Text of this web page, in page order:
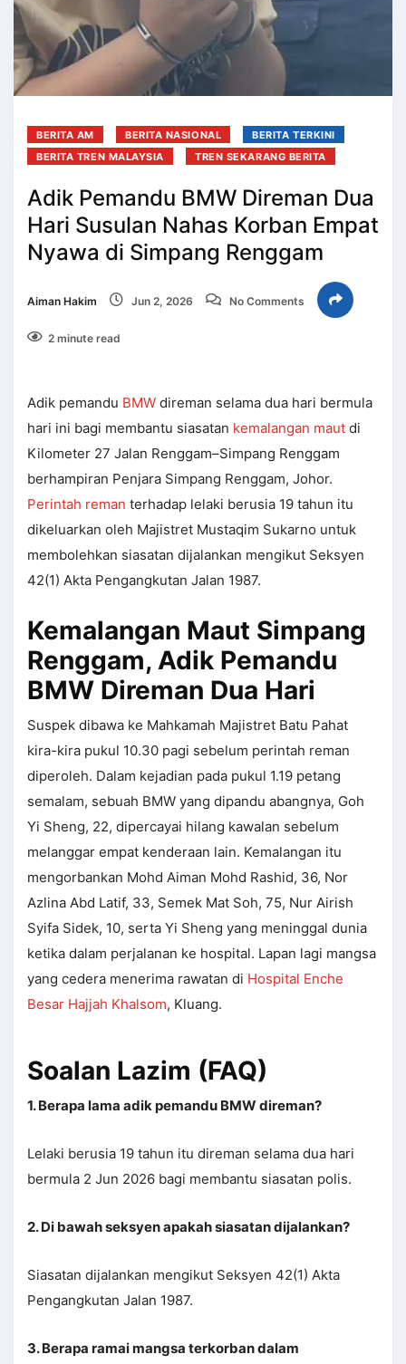
BERITA AM BERITA NASIONAL
BERITA TERKINI
BERITA TREN MALAYSIA
TREN SEKARANG BERITA
Adik Pemandu BMW Direman Dua
Hari Susulan Nahas Korban Empat
Nyawa di Simpang Renggam
Aiman Hakim Jun 2, 2026 No Comments
2 minute read
Adik pemandu BMW direman selama dua hari bermula
hari ini bagi membantu siasatan kemalangan maut di
Kilometer 27 Jalan Renggam–Simpang Renggam
berhampiran Penjara Simpang Renggam, Johor.
Perintah reman terhadap lelaki berusia 19 tahun itu
dikeluarkan oleh Majistret Mustaqim Sukarno untuk
membolehkan siasatan dijalankan mengikut Seksyen
42(1) Akta Pengangkutan Jalan 1987.
Kemalangan Maut Simpang
Renggam, Adik Pemandu
BMW Direman Dua Hari
Suspek dibawa ke Mahkamah Majistret Batu Pahat
kira-kira pukul 10.30 pagi sebelum perintah reman
diperoleh. Dalam kejadian pada pukul 1.19 petang
semalam, sebuah BMW yang dipandu abangnya, Goh
Yi Sheng, 22, dipercayai hilang kawalan sebelum
melanggar empat kenderaan lain. Kemalangan itu
mengorbankan Mohd Aiman Mohd Rashid, 36, Nor
Azlina Abd Latif, 33, Semek Mat Soh, 75, Nur Airish
Syifa Sidek, 10, serta Yi Sheng yang meninggal dunia
ketika dalam perjalanan ke hospital. Lapan lagi mangsa
yang cedera menerima rawatan di Hospital Enche
Besar Hajjah Khalsom, Kluang.
Soalan Lazim (FAQ)
1. Berapa lama adik pemandu BMW direman?
Lelaki berusia 19 tahun itu direman selama dua hari
bermula 2 Jun 2026 bagi membantu siasatan polis.
2. Di bawah seksyen apakah siasatan dijalankan?
Siasatan dijalankan mengikut Seksyen 42(1) Akta
Pengangkutan Jalan 1987.
3. Berapa ramai mangsa terkorban dalam